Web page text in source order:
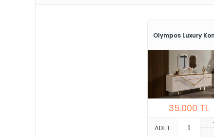
Olympos Luxury
35.000 TL
ADET